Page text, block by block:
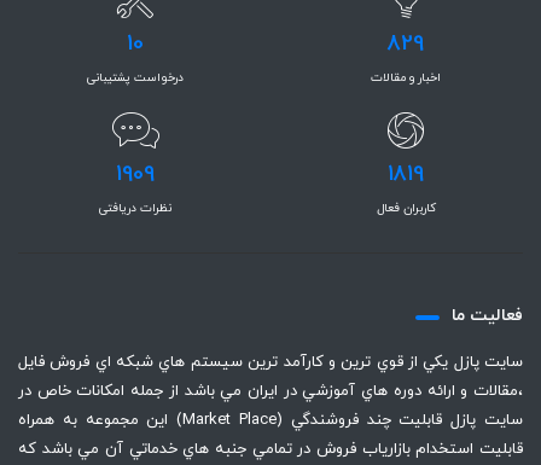
829
اخبار و مقالات
10
درخواست پشتیبانی
1819
کاربران فعال
1909
نظرات دریافتی
فعاليت ما
سايت پازل يكي از قوي ترين و كارآمد ترين سيستم هاي شبكه اي فروش فايل
،‌مقالات و ارائه دوره هاي آموزشي در ايران مي باشد از جمله امكانات خاص در
سايت پازل قابليت چند فروشندگي (Market Place) اين مجموعه به همراه
قابليت استخدام بازارياب فروش در تمامي جنبه هاي خدماتي آن مي باشد كه